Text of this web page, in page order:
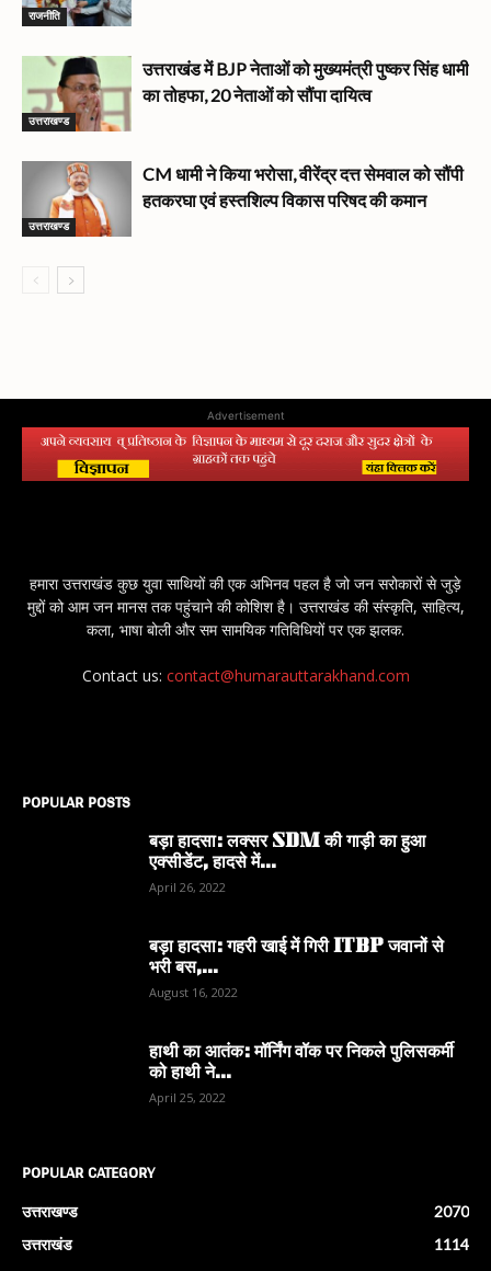
राजनीति
उत्तराखण्ड
उत्तराखंड में BJP नेताओं को मुख्यमंत्री पुष्कर सिंह धामी
का तोहफा, 20 नेताओं को सौंपा दायित्व
उत्तराखण्ड
CM धामी ने किया भरोसा, वीरेंद्र दत्त सेमवाल को सौंपी
हतकरघा एवं हस्तशिल्प विकास परिषद की कमान
Advertisement
हमारा उत्तराखंड कुछ युवा साथियों की एक अभिनव पहल है जो जन सरोकारों से जुड़े
मुद्दों को आम जन मानस तक पहुंचाने की कोशिश है। उत्तराखंड की संस्कृति, साहित्य,
कला, भाषा बोली और सम सामयिक गतिविधियों पर एक झलक.
Contact us: contact@humarauttarakhand.com
POPULAR POSTS
बड़ा हादसा: लक्सर SDM की गाड़ी का हुआ
एक्सीडेंट, हादसे में...
April 26, 2022
बड़ा हादसा: गहरी खाई में गिरी ITBP जवानों से
भरी बस,...
August 16, 2022
हाथी का आतंक: मॉर्निंग वॉक पर निकले पुलिसकर्मी
को हाथी ने...
April 25, 2022
POPULAR CATEGORY
उत्तराखण्ड
2070
उत्तराखंड
1114